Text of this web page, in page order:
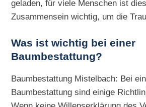
geladen, für viele Menschen ist
Zusammensein wichtig, um die
Was ist wichtig bei einer
Baumbestattung?
Baumbestattung Mistelbach: Bei
Baumbestattung sind einige